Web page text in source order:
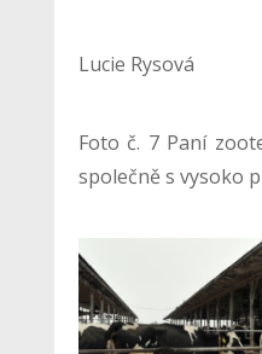
Lucie Rysová
Foto č. 7 Paní
společně s vysoko